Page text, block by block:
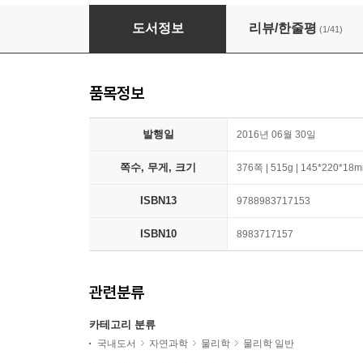
불멸의 원자
도서정보 리뷰/한줄평 (1/41)
품목정보
발행일 2016년 06월 30일
쪽수, 무게, 크기 376쪽 | 515g |
ISBN13 9788983717153
ISBN10 8983717157
관련분류
카테고리 분류
국내도서 자연과학 물리학 물리학 일반